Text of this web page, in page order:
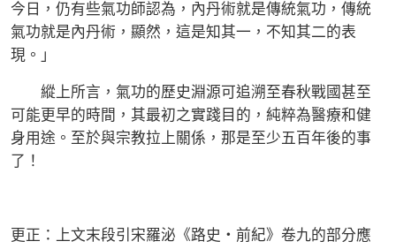
今日，仍有些氣功師認為，內丹術就是傳統氣功，傳統
氣功就是內丹術，顯然，這是知其一，不知其二的表
現。」
縱上所言，氣功的歷史淵源可追溯至春秋戰國甚至
可能更早的時間，其最初之實踐目的，純粹為醫療和健
身用途。至於與宗教拉上關係，那是至少五百年後的事
了！
更正：上文末段引宋羅泌《路史‧前紀》卷九的部分應